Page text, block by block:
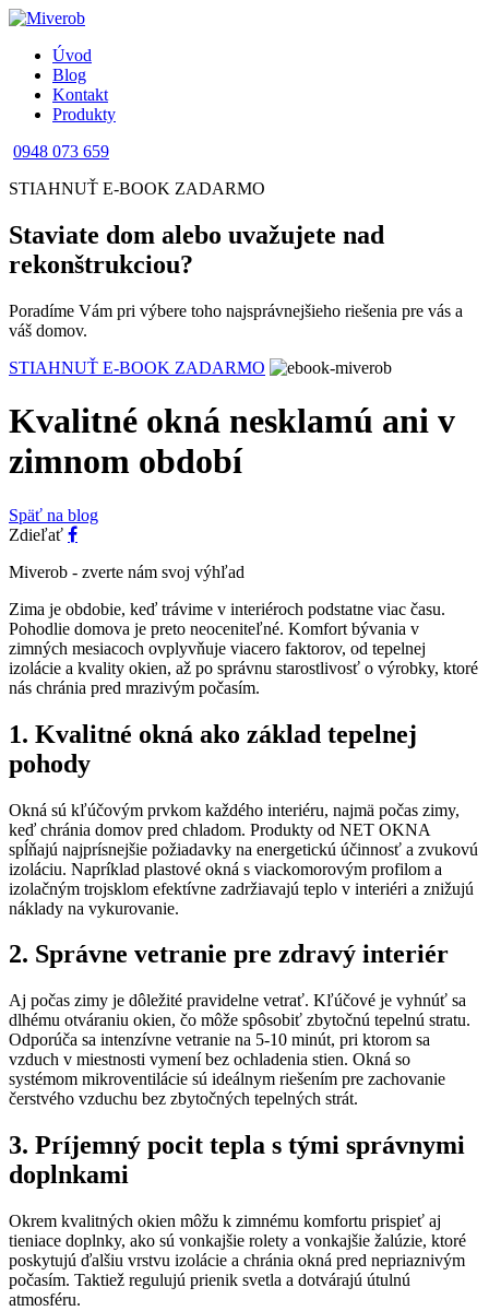
Úvod
Blog
Kontakt
Produkty
0948 073 659
STIAHNUŤ E-BOOK ZADARMO
Staviate dom alebo uvažujete nad
rekonštrukciou?
Poradíme Vám pri výbere toho najsprávnejšieho riešenia pre vás a
váš domov.
STIAHNUŤ E-BOOK ZADARMO
Kvalitné okná nesklamú ani v
zimnom období
Späť na blog
Zdieľať
Miverob - zverte nám svoj výhľad
Zima je obdobie, keď trávime v interiéroch podstatne viac času.
Pohodlie domova je preto neoceniteľné. Komfort bývania v
zimných mesiacoch ovplyvňuje viacero faktorov, od tepelnej
izolácie a kvality okien, až po správnu starostlivosť o výrobky, ktoré
nás chránia pred mrazivým počasím.
1. Kvalitné okná ako základ tepelnej
pohody
Okná sú kľúčovým prvkom každého interiéru, najmä počas zimy,
keď chránia domov pred chladom. Produkty od NET OKNA
spĺňajú najprísnejšie požiadavky na energetickú účinnosť a zvukovú
izoláciu. Napríklad plastové okná s viackomorovým profilom a
izolačným trojsklom efektívne zadržiavajú teplo v interiéri a znižujú
náklady na vykurovanie.
2. Správne vetranie pre zdravý interiér
Aj počas zimy je dôležité pravidelne vetrať. Kľúčové je vyhnúť sa
dlhému otváraniu okien, čo môže spôsobiť zbytočnú tepelnú stratu.
Odporúča sa intenzívne vetranie na 5-10 minút, pri ktorom sa
vzduch v miestnosti vymení bez ochladenia stien. Okná so
systémom mikroventilácie sú ideálnym riešením pre zachovanie
čerstvého vzduchu bez zbytočných tepelných strát.
3. Príjemný pocit tepla s tými správnymi
doplnkami
Okrem kvalitných okien môžu k zimnému komfortu prispieť aj
tieniace doplnky, ako sú vonkajšie rolety a vonkajšie žalúzie, ktoré
poskytujú ďalšiu vrstvu izolácie a chránia okná pred nepriaznivým
počasím. Taktiež regulujú prienik svetla a dotvárajú útulnú
atmosféru.